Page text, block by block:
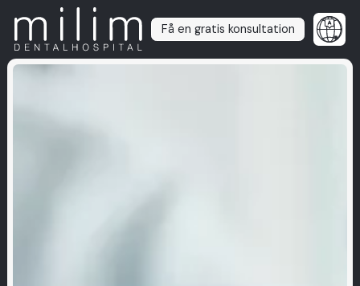
Få en gratis konsultation